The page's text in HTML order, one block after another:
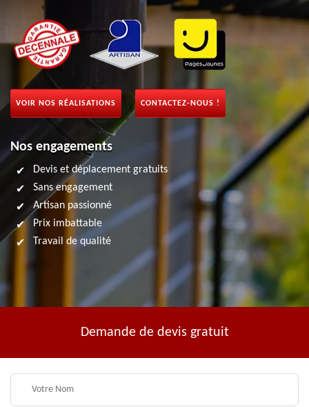
VOIR NOS RÉALISATIONS CONTACTEZ-NOUS !
Nos engagements
Devis et déplacement gratuits
Sans engagement
Artisan passionné
Prix imbattable
Travail de qualité
Demande de devis gratuit